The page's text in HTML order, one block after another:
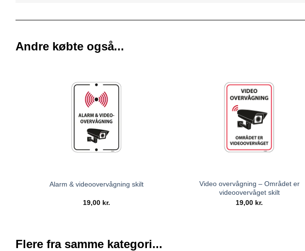
Andre købte også...
Alarm & videoovervågning skilt
19,00 kr.
Video overvågning – Området er
videoovervåget skilt
19,00 kr.
Flere fra samme kategori...